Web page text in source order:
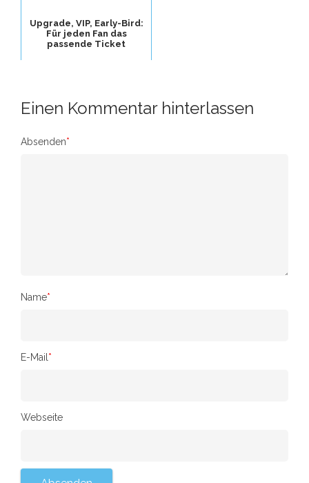
Upgrade, VIP, Early-Bird:
Für jeden Fan das
passende Ticket
Einen Kommentar hinterlassen
Absenden*
Name*
E-Mail *
Webseite